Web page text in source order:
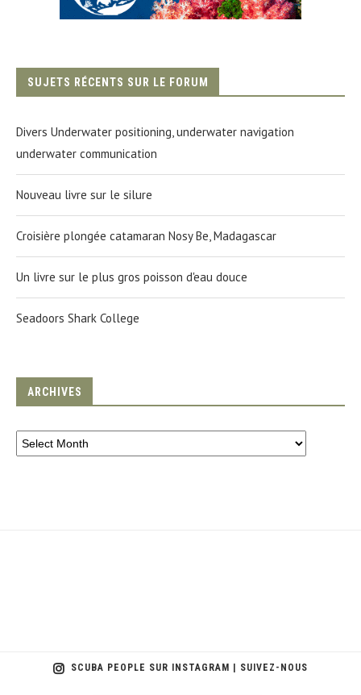
SUJETS RÉCENTS SUR LE FORUM
Divers Underwater positioning, underwater navigation
underwater communication
Nouveau livre sur le silure
Croisière plongée catamaran Nosy Be, Madagascar
Un livre sur le plus gros poisson d'eau douce
Seadoors Shark College
ARCHIVES
SCUBA PEOPLE SUR INSTAGRAM | SUIVEZ-NOUS